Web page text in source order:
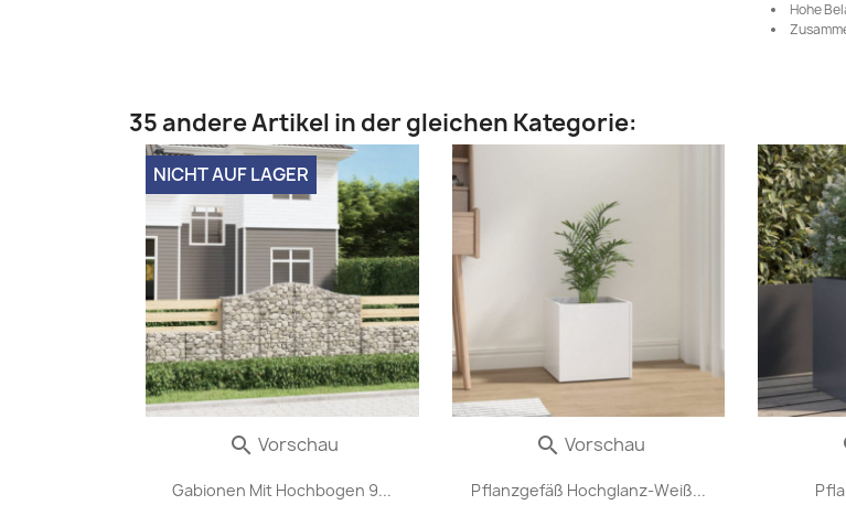
Hohe
35 andere Artikel in der gleichen Kategorie:
Gabionen Mit Hochbogen 9...
NICHT AUF LAGER
 Vorschau
Pflanzgefäß Hochglanz-Weiß...
 Vorschau